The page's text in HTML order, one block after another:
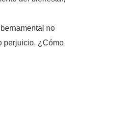
no
perjuicio. ¿Cómo